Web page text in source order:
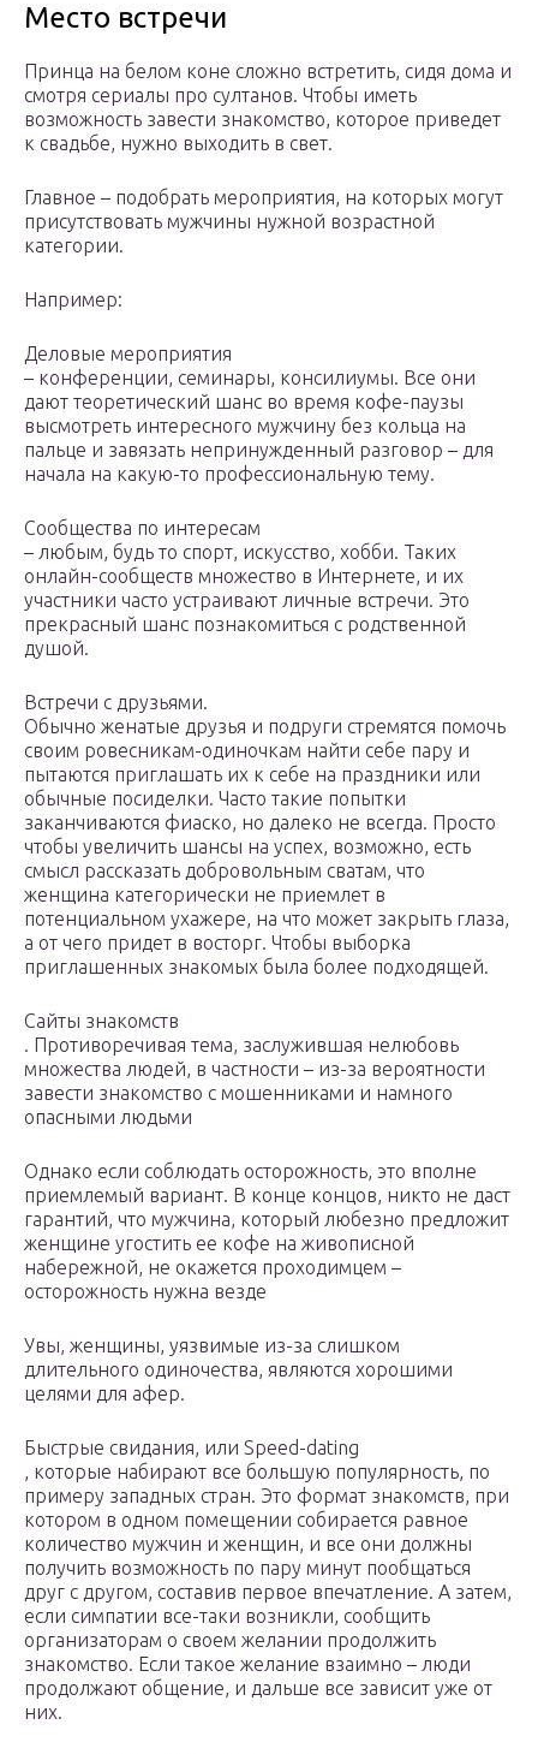
Место встречи
Принца на белом коне сложно встретить, сидя дома и
смотря сериалы про султанов. Чтобы иметь
возможность завести знакомство, которое приведет
к свадьбе, нужно выходить в свет.
Главное – подобрать мероприятия, на которых могут
присутствовать мужчины нужной возрастной
категории.
Например:
Деловые мероприятия
– конференции, семинары, консилиумы. Все они
дают теоретический шанс во время кофе-паузы
высмотреть интересного мужчину без кольца на
пальце и завязать непринужденный разговор – для
начала на какую-то профессиональную тему.
Сообщества по интересам
– любым, будь то спорт, искусство, хобби. Таких
онлайн-сообществ множество в Интернете, и их
участники часто устраивают личные встречи. Это
прекрасный шанс познакомиться с родственной
душой.
Встречи с друзьями.
Обычно женатые друзья и подруги стремятся помочь
своим ровесникам-одиночкам найти себе пару и
пытаются приглашать их к себе на праздники или
обычные посиделки. Часто такие попытки
заканчиваются фиаско, но далеко не всегда. Просто
чтобы увеличить шансы на успех, возможно, есть
смысл рассказать добровольным сватам, что
женщина категорически не приемлет в
потенциальном ухажере, на что может закрыть глаза,
а от чего придет в восторг. Чтобы выборка
приглашенных знакомых была более подходящей.
Сайты знакомств
. Противоречивая тема, заслужившая нелюбовь
множества людей, в частности – из-за вероятности
завести знакомство с мошенниками и намного
опасными людьми
Однако если соблюдать осторожность, это вполне
приемлемый вариант. В конце концов, никто не даст
гарантий, что мужчина, который любезно предложит
женщине угостить ее кофе на живописной
набережной, не окажется проходимцем –
осторожность нужна везде
Увы, женщины, уязвимые из-за слишком
длительного одиночества, являются хорошими
целями для афер.
Быстрые свидания, или Speed-dating
, которые набирают все большую популярность, по
примеру западных стран. Это формат знакомств, при
котором в одном помещении собирается равное
количество мужчин и женщин, и все они должны
получить возможность по пару минут пообщаться
друг с другом, составив первое впечатление. А затем,
если симпатии все-таки возникли, сообщить
организаторам о своем желании продолжить
знакомство. Если такое желание взаимно – люди
продолжают общение, и дальше все зависит уже от
них.